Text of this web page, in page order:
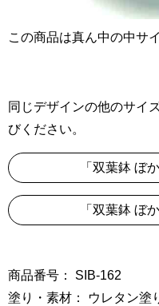
この商品は真ん中の中サ
同じデザインの他のサイ
びください。
「双葉鉢 ぼ
「双葉鉢 ぼ
商品番号： SIB-162
塗り・素材： ウレタン塗